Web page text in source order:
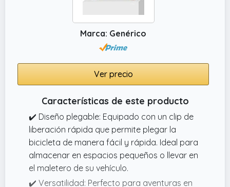
montaña plegable, con sus gráficos
bolsa de almacenamiento, cesta, bidón,
timbre y guardabarros.
✔️ Construcción robusta y duradera:
cuadro de acero de alta resistencia, ruedas
de aleación de aluminio, cadenas de acero y
soldadura avanzada que garantiza una
larga vida útil. Las bicicletas de montaña con
suspensión total soportan hasta 100 kg de
peso para un rendimiento fiable.
Marca: Genérico
Ver precio
Características de este producto
✔️ Diseño plegable: Equipado con un clip de
liberación rápida que permite plegar la
bicicleta de manera fácil y rápida. Ideal para
almacenar en espacios pequeños o llevar en
el maletero de su vehículo.
✔️ Versatilidad: Perfecto para aventuras en